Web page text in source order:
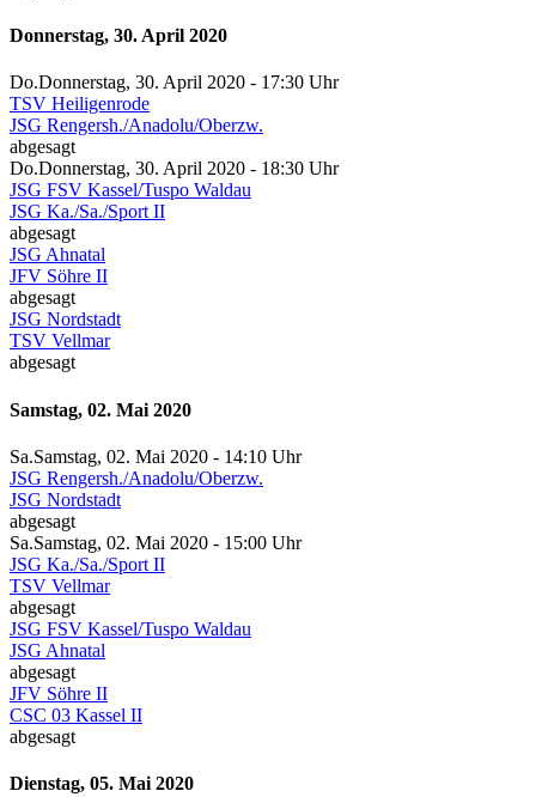
Donnerstag, 30. April 2020
Do.Donnerstag, 30. April 2020 - 17:30 Uhr
TSV Heiligenrode
JSG Rengersh./Anadolu/Oberzw.
abgesagt
Do.Donnerstag, 30. April 2020 - 18:30 Uhr
JSG FSV Kassel/Tuspo Waldau
JSG Ka./Sa./Sport II
abgesagt
JSG Ahnatal
JFV Söhre II
abgesagt
JSG Nordstadt
TSV Vellmar
abgesagt
Samstag, 02. Mai 2020
Sa.Samstag, 02. Mai 2020 - 14:10 Uhr
JSG Rengersh./Anadolu/Oberzw.
JSG Nordstadt
abgesagt
Sa.Samstag, 02. Mai 2020 - 15:00 Uhr
JSG Ka./Sa./Sport II
TSV Vellmar
abgesagt
JSG FSV Kassel/Tuspo Waldau
JSG Ahnatal
abgesagt
JFV Söhre II
CSC 03 Kassel II
abgesagt
Dienstag, 05. Mai 2020